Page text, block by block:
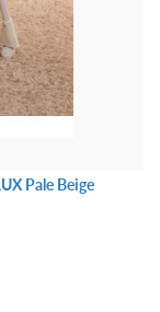
Pale Beige